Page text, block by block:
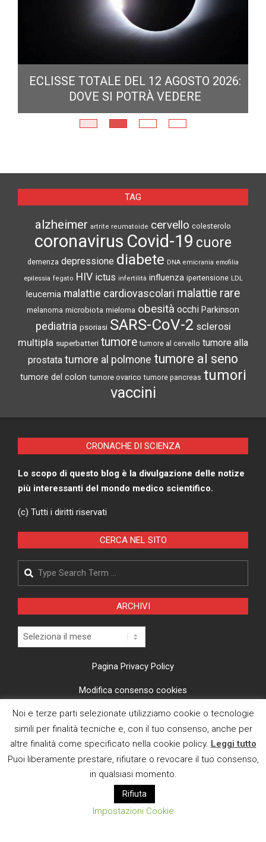
ECLISSE TOTALE DEL 12 AGOSTO 2026:
DOVE SI POTRÀ VEDERE
TAG
alzheimer artrite reumatoide cervello colesterolo
coronavirus Covid-19 cuore
demenza depressione diabete DNA emicrania emofilia
epilessia fegato HIV ictus infertilità influenza ipertensione LDL
leucemia malattie cardiovascolari malattie rare
melanoma microbiota mieloma obesità occhi Parkinson
pediatria psoriasi SARS-CoV-2 sclerosi
multipla superbatteri tumore tumore al cervello tumore alla
prostata tumore al polmone tumore al seno
tumore del colon tumore ovarico tumore pancreas tumori
vaccini
CRONACHE DI SCIENZA
Lo scopo di questo blog è la divulgazione delle notize
più interessanti del mondo medico scientifico.
(c) Tutti i diritti riservati
CERCA NEL SITO
Search
ARCHIVI
Archivi
Pagina Privacy Policy
Modifica consenso cookies
CI TROVI ANCHE SU
E MAIL
Noi e terze parti selezionate utilizziamo cookie o tecnologie
simili per finalità tecniche e, con il tuo consenso, anche per
altre finalità come specificato nella cookie policy. Leggi tutto
Puoi liberamente prestare, rifiutare o revocare il tuo consenso,
in qualsiasi momento.
Rifiuta
Impostazioni Cookie